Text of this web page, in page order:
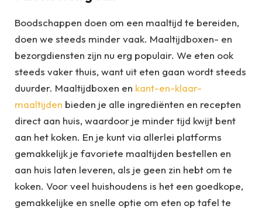
Boodschappen doen om een maaltijd te bereiden,
doen we steeds minder vaak. Maaltijdboxen- en
bezorgdiensten zijn nu erg populair. We eten ook
steeds vaker thuis, want uit eten gaan wordt steeds
duurder. Maaltijdboxen en kant-en-klaar-
maaltijden bieden je alle ingrediënten en recepten
direct aan huis, waardoor je minder tijd kwijt bent
aan het koken. En je kunt via allerlei platforms
gemakkelijk je favoriete maaltijden bestellen en
aan huis laten leveren, als je geen zin hebt om te
koken. Voor veel huishoudens is het een goedkope,
gemakkelijke en snelle optie om eten op tafel te